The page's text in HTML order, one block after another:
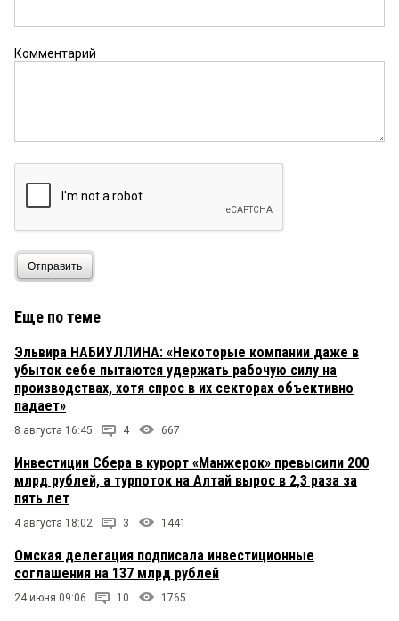
Комментарий
Отправить
Еще по теме
Эльвира НАБИУЛЛИНА: «Некоторые компании даже в
убыток себе пытаются удержать рабочую силу на
производствах, хотя спрос в их секторах объективно
падает»
8 августа 16:45 4 667
Инвестиции Сбера в курорт «Манжерок» превысили 200
млрд рублей, а турпоток на Алтай вырос в 2,3 раза за
пять лет
4 августа 18:02 3 1441
Омская делегация подписала инвестиционные
соглашения на 137 млрд рублей
24 июня 09:06 10 1765